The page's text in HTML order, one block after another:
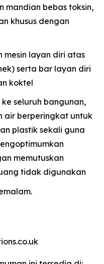
mandian bebas toksin,
khusus dengan
mesin layan diri atas
serta bar layan diri
koktel
seluruh bangunan,
air berperingkat untuk
plastik sekali guna
memutuskan
tidak digunakan